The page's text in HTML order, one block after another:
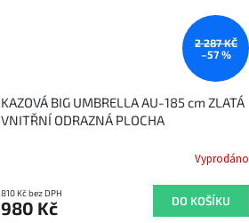
2 287 KČ
–57 %
KAZOVÁ BIG UMBRELLA AU-185 cm ZLATÁ
VNITŘNÍ ODRAZNÁ PLOCHA
Vyprodáno
810 Kč bez DPH
980 Kč DO KOŠÍKU